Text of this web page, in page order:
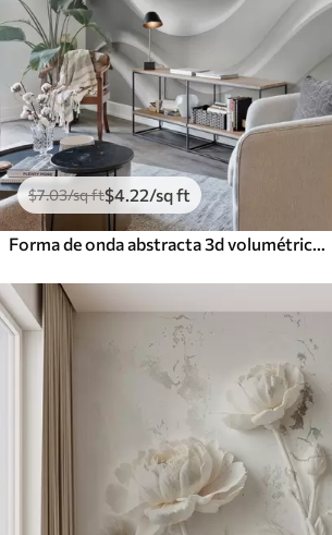
$7.03/sq ft$4.22/sq ft
Forma de onda abstracta 3d volumétrica blanca